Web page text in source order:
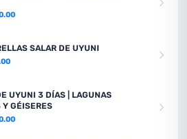
SALAR DE UYUNI
UYUNI 3 DÍAS | LAGUNAS
Y GÉISERES